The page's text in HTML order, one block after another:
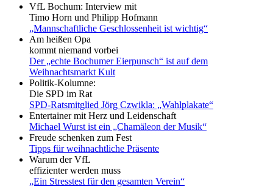
VfL Bochum: Interview mit
Timo Horn und Philipp Hofmann
„Mannschaftliche Geschlossenheit ist wichtig“
Am heißen Opa
kommt niemand vorbei
Der „echte Bochumer Eierpunsch“ ist auf dem
Weihnachtsmarkt Kult
Politik-Kolumne:
Die SPD im Rat
SPD-Ratsmitglied Jörg Czwikla: „Wahlplakate“
Entertainer mit Herz und Leidenschaft
Michael Wurst ist ein „Chamäleon der Musik“
Freude schenken zum Fest
Tipps für weihnachtliche Präsente
Warum der VfL
effizienter werden muss
„Ein Stresstest für den gesamten Verein“